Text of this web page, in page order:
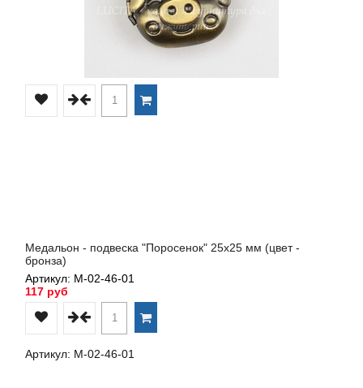
Медальон - подвеска "Поросенок" 25х25 мм (цвет -
бронза)
Артикул: М-02-46-01
117 руб
Артикул: М-02-46-01